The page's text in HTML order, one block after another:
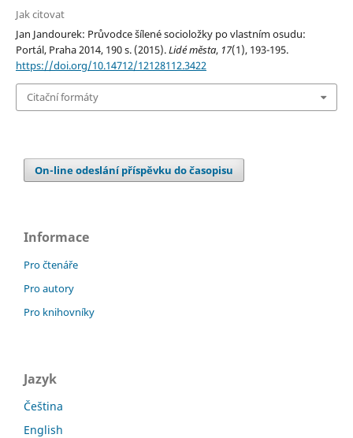
Jak citovat
Jan Jandourek: Průvodce šílené socioložky po vlastním osudu:
Portál, Praha 2014, 190 s. (2015).Lidé města, 17(1), 193-195.
https://doi.org/10.14712/12128112.3422
Citační formáty
On-line odeslání příspěvku do časopisu
Informace
Pro čtenáře
Pro autory
Pro knihovníky
Jazyk
Čeština
English